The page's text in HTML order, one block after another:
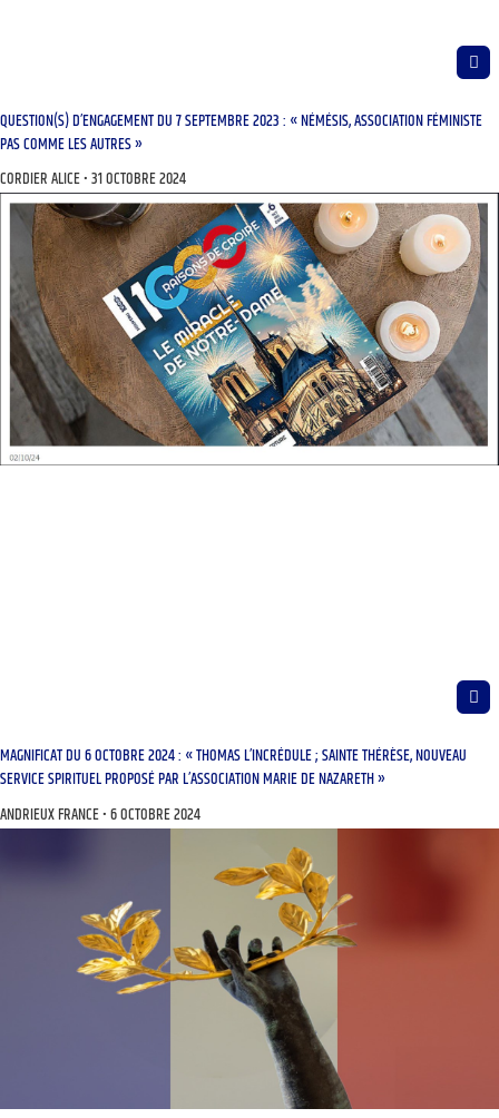
QUESTION(S) D’ENGAGEMENT DU 7 SEPTEMBRE 2023 : « NÉMÉSIS, ASSOCIATION FÉMINISTE
PAS COMME LES AUTRES »
CORDIER ALICE 31 OCTOBRE 2024
MAGNIFICAT DU 6 OCTOBRE 2024 : « THOMAS L’INCRÉDULE ; SAINTE THÉRÈSE, NOUVEAU
SERVICE SPIRITUEL PROPOSÉ PAR L’ASSOCIATION MARIE DE NAZARETH »
ANDRIEUX FRANCE 6 OCTOBRE 2024